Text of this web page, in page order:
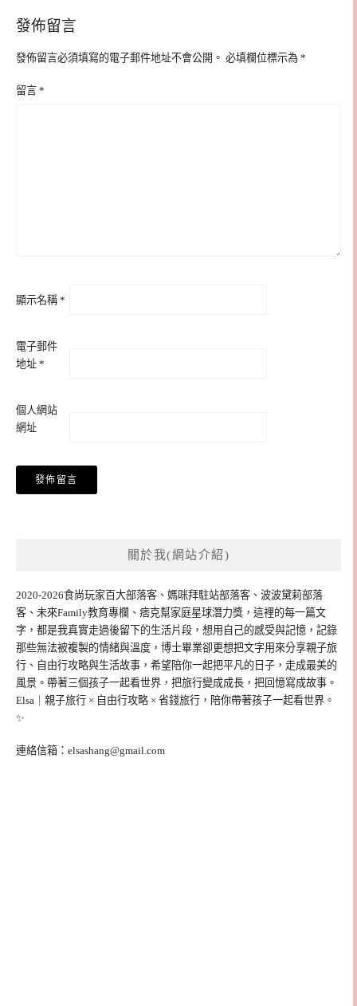
發佈留言
發佈留言必須填寫的電子郵件地址不會公開。 必填欄位標示為 *
留言 *
顯示名稱 *
電子郵件
地址 *
個人網站
網址
關於我(網站介紹)
2020-2026食尚玩家百大部落客、媽咪拜駐站部落客、波波黛莉部落
客、未來Family教育專欄、痞克幫家庭星球潛力獎，這裡的每一篇文
字，都是我真實走過後留下的生活片段，想用自己的感受與記憶，記錄
那些無法被複製的情緒與溫度，博士畢業卻更想把文字用來分享親子旅
行、自由行攻略與生活故事，希望陪你一起把平凡的日子，走成最美的
風景。帶著三個孩子一起看世界，把旅行變成成長，把回憶寫成故事。
Elsa｜親子旅行 × 自由行攻略 × 省錢旅行，陪你帶著孩子一起看世界。
✨
連絡信箱： elsashang@gmail.com